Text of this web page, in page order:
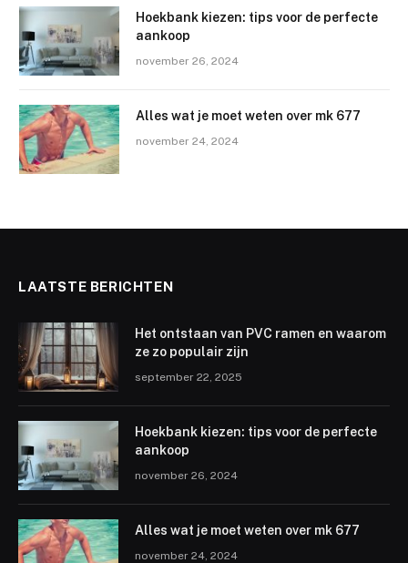
Hoekbank kiezen: tips voor de perfecte
aankoop
november 26, 2024
Alles wat je moet weten over mk 677
november 24, 2024
LAATSTE BERICHTEN
Het ontstaan van PVC ramen en waarom
ze zo populair zijn
september 22, 2025
Hoekbank kiezen: tips voor de perfecte
aankoop
november 26, 2024
Alles wat je moet weten over mk 677
november 24, 2024